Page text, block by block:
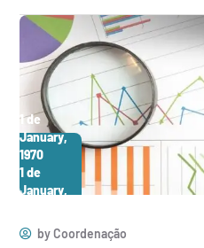
1 de
January,
1970
1 de
January,
byCoordenação